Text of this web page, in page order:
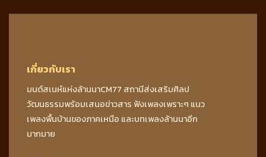
เกี่ยวกับเรา
มนต์สเนห์แห่งล้านนาCM77 สถานีส่งเสริมศิลป
วัฒนธรรมพร้อมเสนอข่าวสาร ฟังเพลงเพราะๆ แนว
เพลงพื้นบ้านของภาคเหนือ และบทเพลงล้านนาอีก
มากมาย